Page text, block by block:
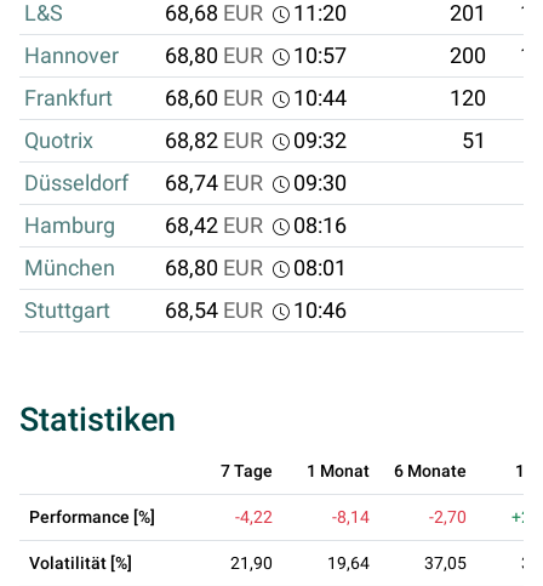
L&S
68,68 EUR 11:20 201
Hannover
68,80 EUR 10:57 200
Frankfurt
68,60 EUR 10:44 120
Quotrix
68,82 EUR 09:32 51
Düsseldorf
68,74 EUR
09:30
Hamburg
68,42 EUR
08:16
München
68,80 EUR
08:01
Stuttgart
68,54 EUR 10:46
Statistiken
7 Tage 1 Monat 6 Monate 1
Performance [%] -4,22 -8,14 -2,70
Volatilität [%] 21,90 19,64 37,05